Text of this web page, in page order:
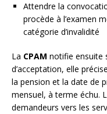
Attendre la
procède à l’examen
catégorie d’invalidité
La CPAM notifie ensuite
d’acceptation, elle
la pension et la date de
mensuel, à terme échu.
demandeurs vers les